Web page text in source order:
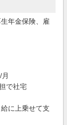
年金保険、雇
で社宅
に上乗せて支